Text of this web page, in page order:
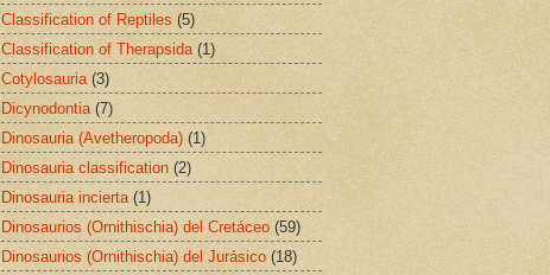
Classification of Reptiles (5)
Classification of Therapsida (1)
Cotylosauria (3)
Dicynodontia (7)
Dinosauria (Avetheropoda) (1)
Dinosauria classification (2)
Dinosauria incierta (1)
Dinosaurios (Ornithischia) del Cretáceo (59)
Dinosaurios (Ornithischia) del Jurásico (18)